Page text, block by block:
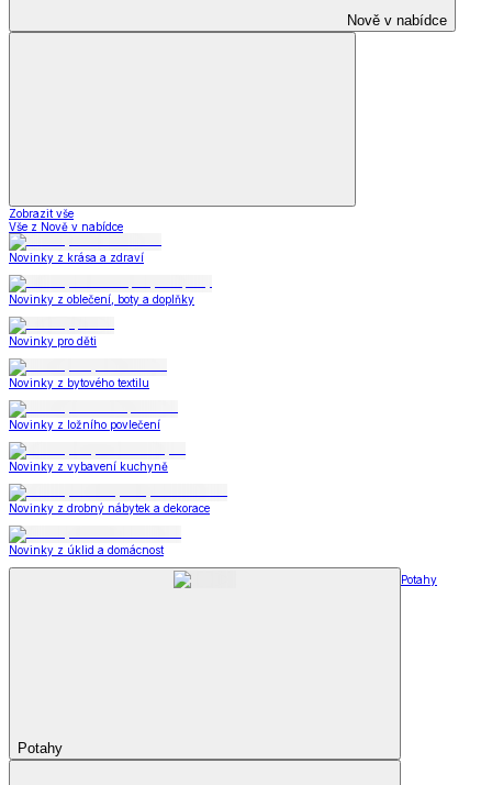
Nově v nabídce
Zobrazit vše
Vše z Nově v nabídce
Novinky z krása a zdraví
Novinky z oblečení, boty a doplňky
Novinky pro děti
Novinky z bytového textilu
Novinky z ložního povlečení
Novinky z vybavení kuchyně
Novinky z drobný nábytek a dekorace
Novinky z úklid a domácnost
Potahy
Potahy